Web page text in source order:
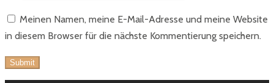
Meinen Namen, meine E-Mail-Adresse und meine Website
in diesem Browser für die nächste Kommentierung speichern.